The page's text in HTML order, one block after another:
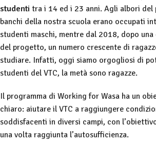
studenti tra i 14 ed i 23 anni. Agli albori
banchi della nostra scuola erano occupati
studenti maschi, mentre dal 2018, dopo
del progetto, un numero crescente di
studiare. Infatti, oggi siamo orgogliosi di
studenti del VTC, la metà sono ragazze.
Il programma di Working for Wasa ha un
chiaro: aiutare il VTC a raggiungere
soddisfacenti in diversi campi, con
una volta raggiunta l’autosufficienza.